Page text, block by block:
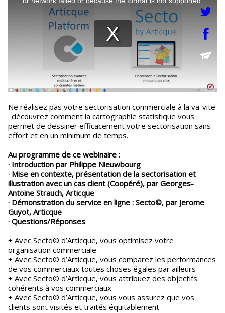
Ne réalisez pas votre sectorisation commerciale à la va-vite
: découvrez comment la cartographie statistique vous
permet de dessiner efficacement votre sectorisation sans
effort et en un minimum de temps.
Au programme de ce webinaire :
· Introduction par Philippe Nieuwbourg
· Mise en contexte, présentation de la sectorisation et
illustration avec un cas client (Coopéré), par Georges-
Antoine Strauch, Articque
· Démonstration du service en ligne : Secto©, par Jerome
Guyot, Articque
· Questions/Réponses
+ Avec Secto© d’Articque, vous optimisez votre
organisation commerciale
+ Avec Secto© d’Articque, vous comparez les performances
de vos commerciaux toutes choses égales par ailleurs
+ Avec Secto© d’Articque, vous attribuez des objectifs
cohérents à vos commerciaux
+ Avec Secto© d’Articque, vous vous assurez que vos
clients sont visités et traités équitablement